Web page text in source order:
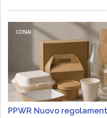
CONAI
PPWR Nuovo